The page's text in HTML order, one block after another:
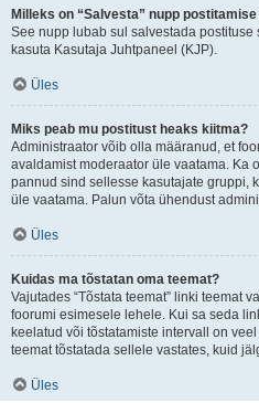
Milleks on “Salvesta” nupp
See nupp lubab sul salvestada
kasuta Kasutaja Juhtpaneel (KJP).
Üles
Miks peab mu postitust heaks kiitma?
Administraator võib olla määranud, et
avaldamist moderaator üle vaatama. Ka
pannud sind sellesse kasutajate gruppi,
üle vaatama. Palun võta ühendust
Üles
Kuidas ma tõstatan oma teemat?
Vajutades “Tõstata teemat” linki teemat
foorumi esimesele lehele. Kui sa seda
keelatud või tõstatamiste intervall on
teemat tõstatada sellele vastates, kuid
Üles